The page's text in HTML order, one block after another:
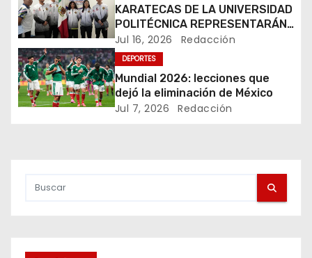
ó
n
d
e
a
KARATECAS DE LA UNIVERSIDAD
POLITÉCNICA REPRESENTARÁN
A MÉXICO EN RUMANÍA
Jul 16, 2026 Redacción
DEPORTES
Mundial 2026: lecciones que
dejó la eliminación de México
Jul 7, 2026 Redacción